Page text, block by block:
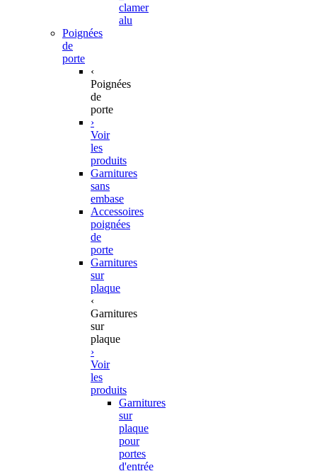
clamer
alu
Poignées
de
porte
‹
Poignées
de
porte
›
Voir
les
produits
Garnitures
sans
embase
Accessoires
poignées
de
porte
Garnitures
sur
plaque
‹
Garnitures
sur
plaque
›
Voir
les
produits
Garnitures
sur
plaque
pour
portes
d'entrée